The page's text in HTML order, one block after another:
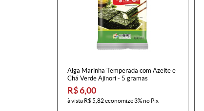
Alga Marinha Temperada com Azeite e
Chá Verde Ajinori - 5 gramas
R$ 6,00
à vista R$ 5,82economize3%no Pix